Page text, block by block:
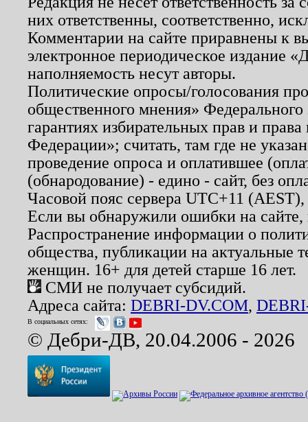
них ответственны, соответственно,
Комментарии на сайте приравнены к
электронное периодическое издание
наполняемость несут авторы.
Политические опросы/голосования
общественного мнения»
гарантиях избирательных прав и
Федерации»; считать, там где не
проведение опроса и оплатившее
(обнародование) - едино - сайт, без
Часовой пояс сервера UTC+11
Если вы обнаружили ошибки на
Распространение информации о
общества, публикации на актуальные
женщин. 16+ для детей старше 16 лет.
СМИ не получает субсидий.
Адреса сайта: DEBRI-DV.COM,
В социальных сетях:
© Дебри-ДВ, 20.04.2006 - 2026